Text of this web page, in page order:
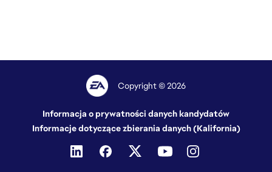
Copyright © 2026
Informacja o prywatności danych kandydatów
Informacje dotyczące zbierania danych (Kalifornia)